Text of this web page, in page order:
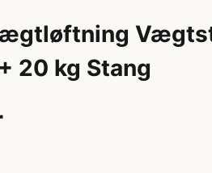
20 kg Stang